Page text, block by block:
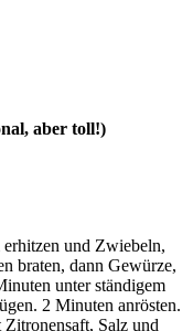
aber toll!)
und Zwiebeln,
braten, dann Gewürze,
unter ständigem
2 Minuten anrösten.
Salz und